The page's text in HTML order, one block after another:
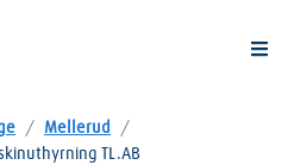
/ Mellerud
/
TL.AB